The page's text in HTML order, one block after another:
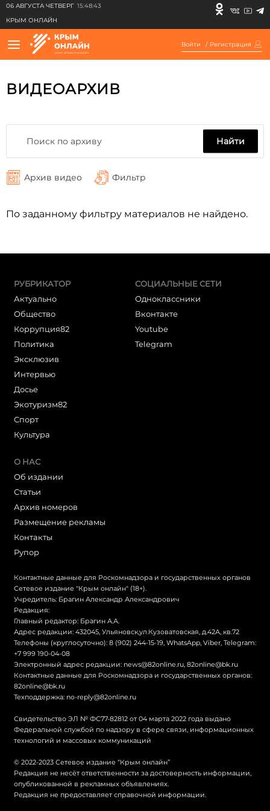
06 АВГУСТА ЧЕТВЕРГ 15:48:43
КРЫМ ОНЛАЙН
Войти / Регистрация
ВИДЕОАРХИВ
Найти
Архив видео Фильтр
По заданному фильтру материалов не найдено.
РУБРИКАТОР
Актуально
Общество
Коррупция82
Политика
Эксклюзив
Интервью
Досье
Экотуризм82
Cпорт
Культура
СОЦИАЛЬНЫЕ СЕТИ
Одноклассники
Вконтакте
Youtube
Telegram
О НАС
Об издании
Статьи
Архив номеров
Размещение рекламы
Контакты
Рупор
Контактные данные для Роскомнадзора и государственных органов
Сетевое издание "Крым онлайн" (18+).
Учредитель: Брагин Александр Александрович
Редакция:
Главный редактор: Брагин А.А.
Адрес редакции: 432045, Ульяновск,ул.Кузоватовская, д.42А, кв.72
Телефоны (круглосуточно): 8 (902) 244-15-19, WhatsApp, Viber, Telegram:
+7 999 190-04-08
Электронный адрес редакции: news@82online.ru, 82online@bk.ru
Контактные данные для Роскомнадзора и государственных органов:
82online@bk.ru
Техподдержка: no-reply@82online.ru
Свидетельство ЭЛ № ФС77-82812 от 04 марта 2022 года выдано
Федеральной службой по надзору в сфере связи, информационных
технологий и массовых коммуникаций
© 2022-2023 Сетевое издание “Крым онлайн”
Редакция не несёт ответственности за достоверность информации,
опубликованной в рекламных объявлениях.
Редакция не предоставляет справочной информации.